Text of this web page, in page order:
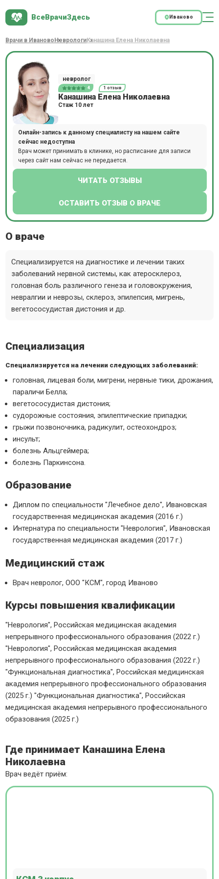
ВсеВрачиЗдесь Иваново
Врачи в Иваново Неврологи Канашина Елена Николаевна
невролог
4 1 отзыв
Канашина Елена Николаевна
Стаж 10 лет
Онлайн-запись к данному специалисту на нашем сайте
сейчас недоступна
Врач может принимать в клинике, но расписание для записи
через сайт нам сейчас не передается.
ЧИТАТЬ ОТЗЫВЫ
ОСТАВИТЬ ОТЗЫВ О ВРАЧЕ
О враче
Специализируется на диагностике и лечении таких
заболеваний нервной системы, как атеросклероз,
головная боль различного генеза и головокружения,
невралгии и неврозы, склероз, эпилепсия, мигрень,
вегетососудистая дистония и др.
Специализация
Специализируется на лечении следующих заболеваний:
головная, лицевая боли, мигрени, нервные тики, дрожания,
параличи Белла;
вегетососудистая дистония;
судорожные состояния, эпилептические припадки;
грыжи позвоночника, радикулит, остеохондроз;
инсульт;
болезнь Альцгеймера;
болезнь Паркинсона.
Образование
Диплом по специальности "Лечебное дело", Ивановская
государственная медицинская академия (2016 г.)
Интернатура по специальности "Неврология", Ивановская
государственная медицинская академия (2017 г.)
Медицинский стаж
Врач невролог, ООО "КСМ", город Иваново
Курсы повышения квалификации
"Неврология", Российская медицинская академия
непрерывного профессионального образования (2022 г.)
"Неврология", Российская медицинская академия
непрерывного профессионального образования (2022 г.)
"Функциональная диагностика", Российская медицинская
академия непрерывного профессионального образования
(2025 г.) "Функциональная диагностика", Российская
медицинская академия непрерывного профессионального
образования (2025 г.)
Где принимает Канашина Елена
Николаевна
Врач ведёт приём: